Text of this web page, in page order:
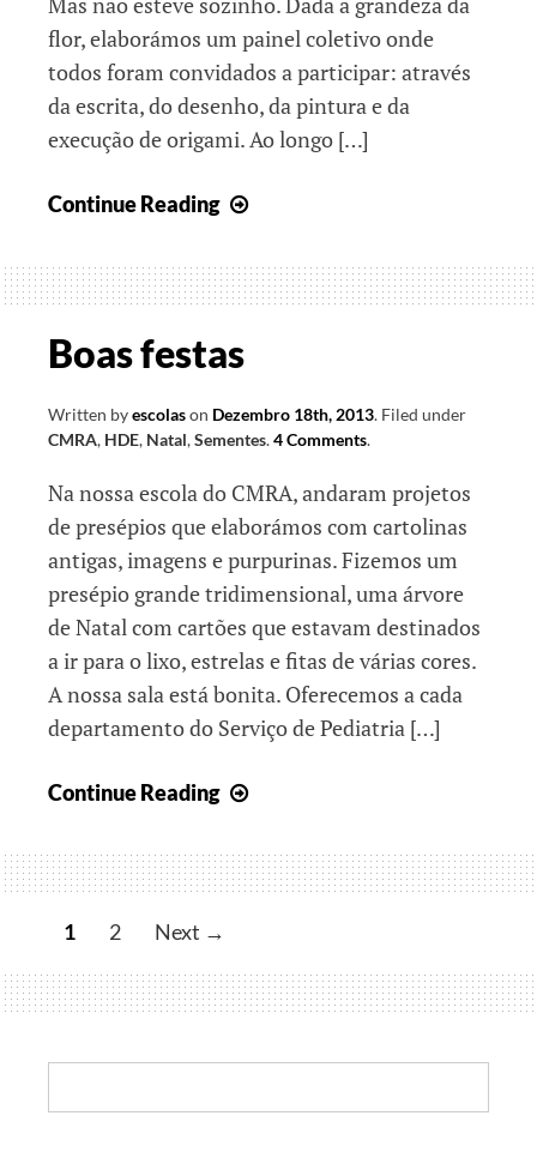
flor, elaborámos um painel coletivo onde
todos foram convidados a participar: através
da escrita, do desenho, da pintura e da
execução de origami. Ao longo […]
Continue Reading
fruto
d”A
mundo”
Boas festas
Written byescolason Dezembro 18th, 2013. Filed under
CMRA, HDE, Natal,Sementes.4 Comments.
Na nossa escola do CMRA, andaram projetos
de presépios que elaborámos com cartolinas
antigas, imagens e purpurinas. Fizemos um
presépio grande tridimensional, uma árvore
de Natal com cartões que estavam destinados
a ir para o lixo, estrelas e fitas de várias cores.
A nossa sala está bonita. Oferecemos a cada
departamento do Serviço de Pediatria […]
Continue Reading
1 2 Next →